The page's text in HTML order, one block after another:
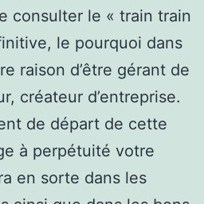
consulter le « train train
le pourquoi dans
raison d’être gérant de
créateur d’entreprise.
de départ de cette
à perpétuité votre
en sorte dans les